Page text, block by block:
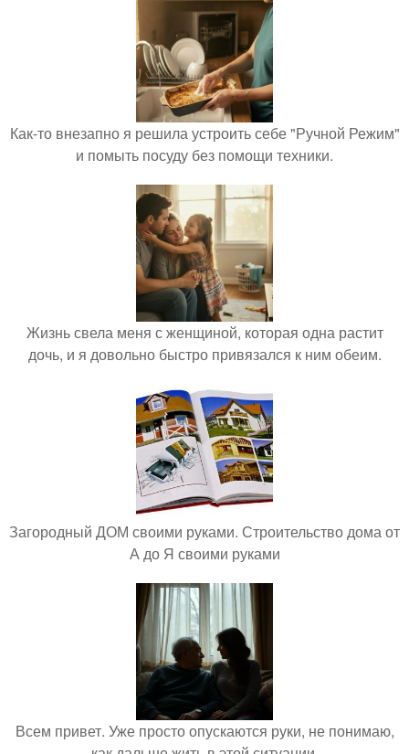
Как-то внезапно я решила устроить себе "Ручной Режим"
и помыть посуду без помощи техники.
Жизнь свела меня с женщиной, которая одна растит
дочь, и я довольно быстро привязался к ним обеим.
Загородный ДОМ своими руками. Строительство дома от
А до Я своими руками
Всем привет. Уже просто опускаются руки, не понимаю,